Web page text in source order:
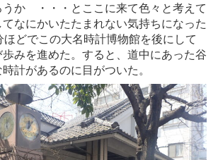
うか ・・・とここに来て色々と考えて
なにかいたたまれない気持ちになった
ほどでこの大名時計博物館を後にして
みを進めた。すると、道中にあった谷
計があるのに目がついた。